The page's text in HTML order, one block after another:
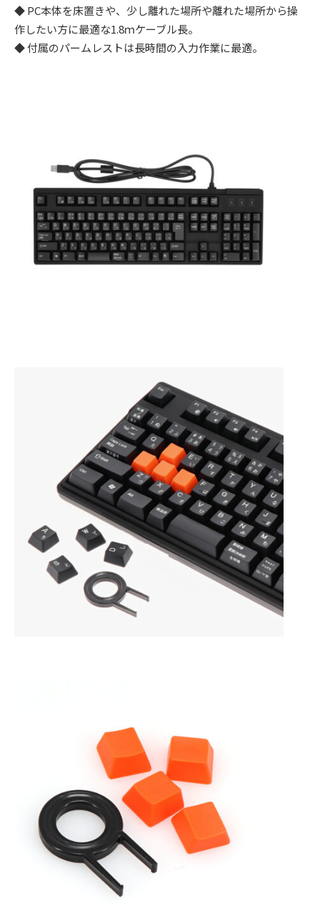
◆ PC本体を床置きや、少し離れた場所や離れた場所から操
作したい方に最適な1.8ｍケーブル長。
◆ 付属のパームレストは長時間の入力作業に最適。